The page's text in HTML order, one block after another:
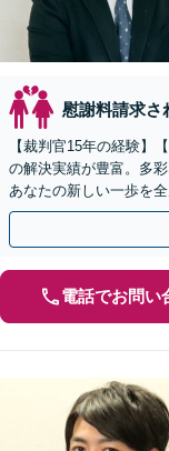
慰謝料請求さ
【裁判官15年の経験】
の解決実績が豊富。多
あなたの新しい一歩を
／不貞の慰謝料請求／
電話でお問い